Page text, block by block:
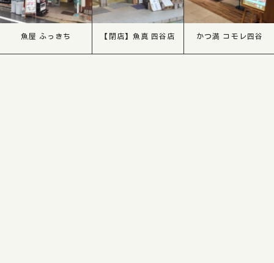
魚屋 ふっきち 【閉店】魚真 四谷店 かつ満 コモレ四谷